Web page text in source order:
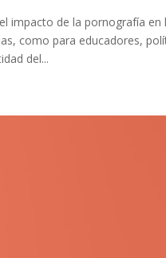
impacto de la pornografía
como para educadores,
del...